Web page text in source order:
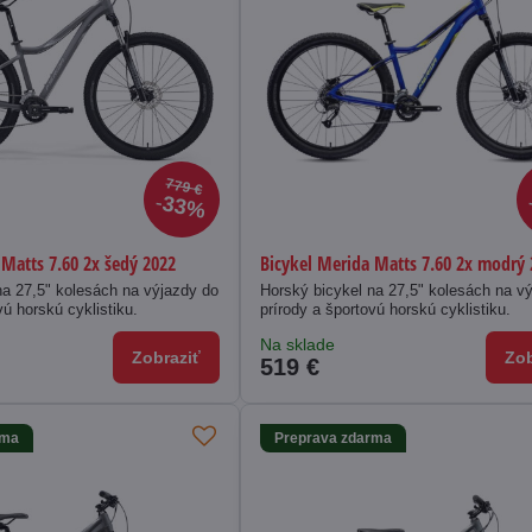
779 €
33%
7.60 2x šedý 2022
27,5" kolesách na výjazdy do
horskú cyklistiku.
Zobraziť
Bicykel Merida Matts 7.60 2x modrý
Horský bicykel na 27,5" kolesách na
prírody a športovú horskú cyklistiku.
Na sklade
519 €
Preprava zdarma